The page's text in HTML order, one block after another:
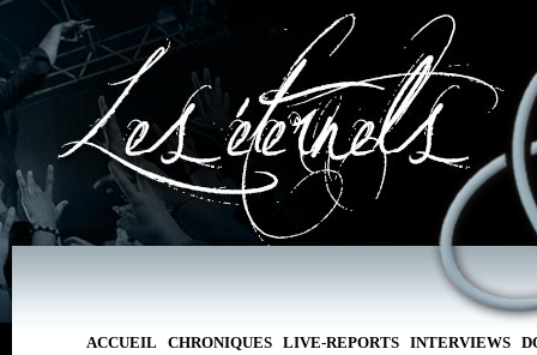
ACCUEIL CHRONIQUES LIVE-REPORTS INTERVIEWS